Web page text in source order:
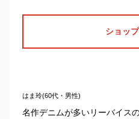
ショッ
はま玲(60代・男性)
名作デニムが多いリーバイス